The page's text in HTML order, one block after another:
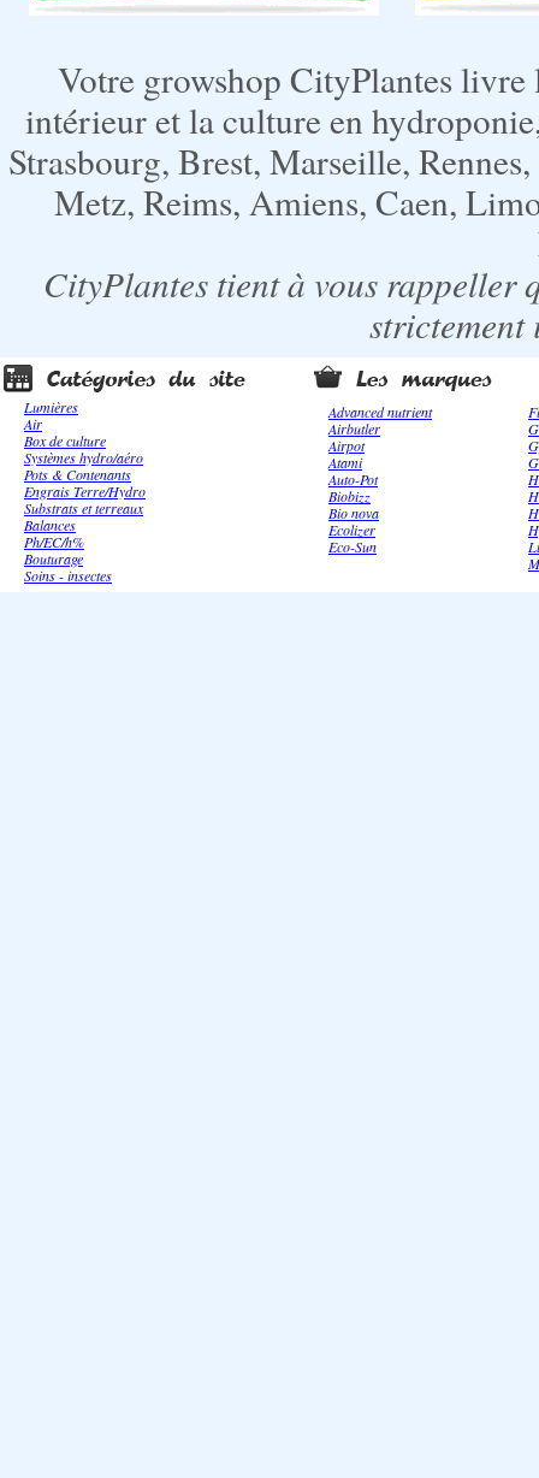
Votre growshop CityPlantes
intérieur et la culture en
Strasbourg, Brest, Marseille,
Metz, Reims, Amiens, Caen,
CityPlantes tient à vous rappeller
strictement
Lumières
Air
Box de culture
Systèmes hydro/aéro
Pots & Contenants
Engrais Terre/Hydro
Substrats et terreaux
Balances
Ph/EC/h%
Bouturage
Soins - insectes
Advanced nutrient
Airbutler
Airpot
Atami
Auto-Pot
Biobizz
Bio nova
Ecolizer
Eco-Sun